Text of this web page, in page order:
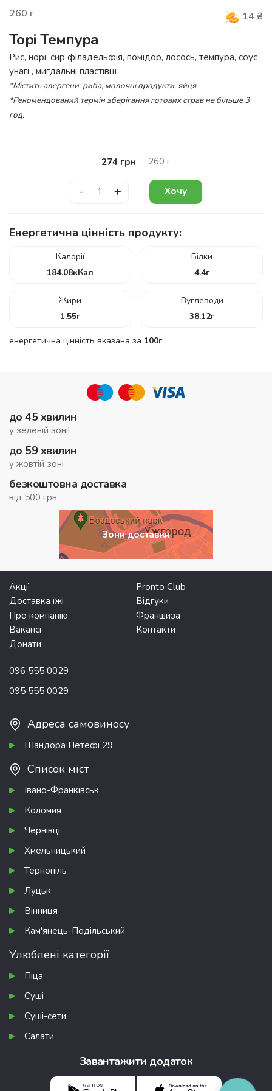
260 г 14 ₴
Торі Темпура
Рис, норі, сир філадельфія, помідор, лосось, темпура, соус
унагі , мигдальні пластівці
*Містить алергени: риба, молочні продукти, яйця
*Рекомендований термін зберігання готових страв не більше 3
год.
274 грн 260 г
- + Хочу
Енергетична цінність продукту:
Калорії
184.08кКал
Білки
4.4г
Жири
1.55г
Вуглеводи
38.12г
енергетична цінність вказана за 100г
до 45 хвилин
у зеленій зоні!
до 59 хвилин
у жовтій зоні
безкоштовна доставка
від 500 грн
Зони доставки
Акції
Pronto Club
Доставка їжі
Відгуки
Про компанію
Франшиза
Вакансії
Контакти
Донати
096 555 0029
095 555 0029
Адреса самовиносу
Шандора Петефі 29
Список міст
Івано-Франківськ
Коломия
Чернівці
Хмельницький
Тернопіль
Луцьк
Вінниця
Кам'янець-Подільський
Улюблені категорії
Піца
Суші
Суші-сети
Салати
Завантажити додаток